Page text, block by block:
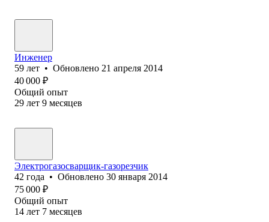
Инженер
59 лет • Обновлено 21 апреля 2014
40 000 ₽
Общий опыт
29 лет 9 месяцев
Электрогазосварщик-газорезчик
42 года • Обновлено 30 января 2014
75 000 ₽
Общий опыт
14 лет 7 месяцев